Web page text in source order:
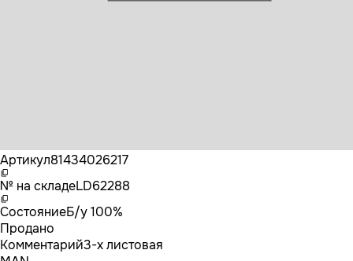
Артикул81434026217
№ на складеLD62288
СостояниеБ/у 100%
Продано
Комментарий3-х листовая